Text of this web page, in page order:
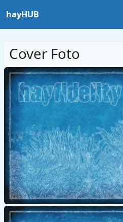
hayHUB
Cover Foto